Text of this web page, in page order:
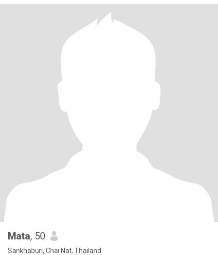
Mata, 50
Sankhaburi, Chai Nat, Thailand